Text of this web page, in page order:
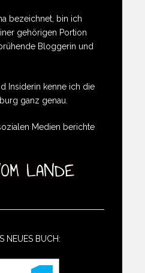
bezeichnet, bin ich
gehörigen Portion
Bloggerin und
Insiderin kenne ich die
ganz genau.
Medien berichte
NEUES BUCH: